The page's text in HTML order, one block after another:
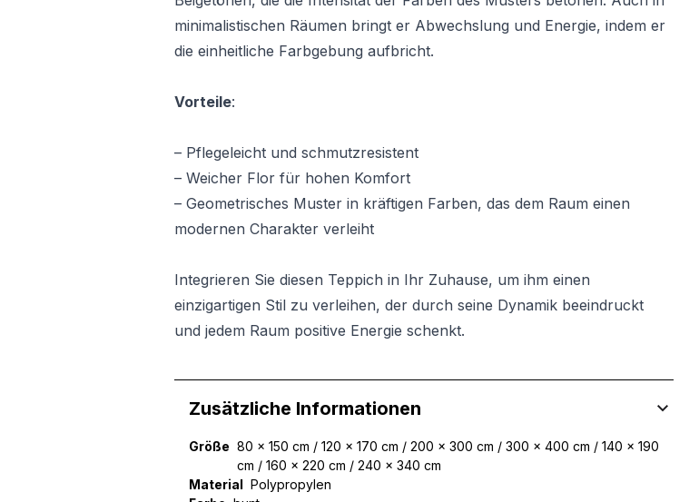
minimalistischen Räumen bringt er Abwechslung und Energie, indem er
die einheitliche Farbgebung aufbricht.
Vorteile:
– Pflegeleicht und schmutzresistent
– Weicher Flor für hohen Komfort
– Geometrisches Muster in kräftigen Farben, das dem Raum einen
modernen Charakter verleiht
Integrieren Sie diesen Teppich in Ihr Zuhause, um ihm einen
einzigartigen Stil zu verleihen, der durch seine Dynamik beeindruckt
und jedem Raum positive Energie schenkt.
Zusätzliche Informationen
Größe 80 x 150 cm / 120 x 170 cm / 200 x 300 cm / 300 x 400 cm / 140 x 190
cm / 160 x 220 cm / 240 x 340 cm
Material Polypropylen